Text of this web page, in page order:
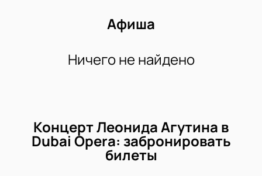
Афиша
Ничего не найдено
Концерт Леонида Агутина в
Dubai Opera: забронировать
билеты